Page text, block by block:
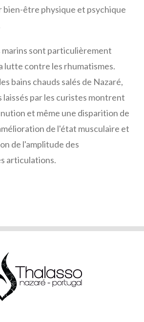
bien-être physique et psychique
sont particulièrement
lutte contre les rhumatismes.
bains chauds salés de Nazaré,
laissés par les curistes montrent
et même une disparition de
de l'état musculaire et
de l'amplitude des
articulations.